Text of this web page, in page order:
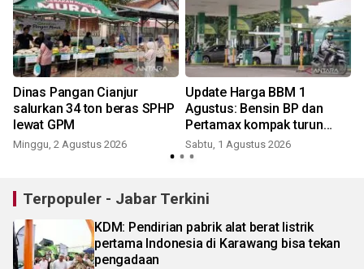
Dinas Pangan Cianjur
salurkan 34 ton beras SPHP
lewat GPM
Minggu, 2 Agustus 2026
Update Harga BBM 1
Agustus: Bensin BP dan
Pertamax kompak turun
harga!
Sabtu, 1 Agustus 2026
Terpopuler - Jabar Terkini
KDM: Pendirian pabrik alat berat listrik
pertama Indonesia di Karawang bisa tekan
pengadaan